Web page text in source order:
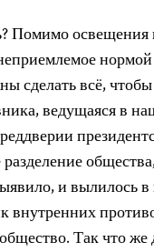
Помимо освещения
сделать всё,
ведущаяся в
и вылилось
внутренних
Так что же